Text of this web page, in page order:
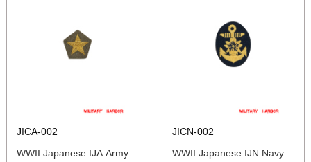
JICA-002
WWII Japanese IJA Army
JICN-002
WWII Japanese IJN Navy